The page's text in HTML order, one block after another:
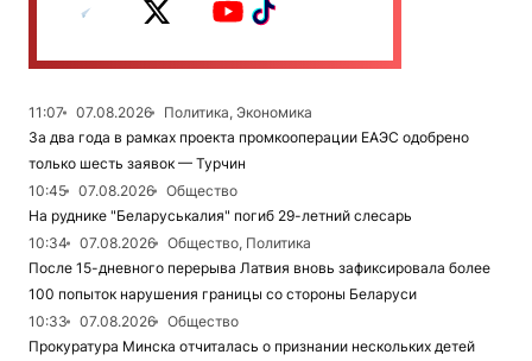
11:07 07.08.2026
Политика, Экономика
За два года в рамках проекта промкооперации ЕАЭС одобрено
только шесть заявок — Турчин
10:45
07.08.2026
Общество
На руднике "Беларуськалия" погиб 29-летний слесарь
10:34
07.08.2026
Общество, Политика
После 15-дневного перерыва Латвия вновь зафиксировала более
100 попыток нарушения границы со стороны Беларуси
10:33
07.08.2026
Общество
Прокуратура Минска отчиталась о признании нескольких детей